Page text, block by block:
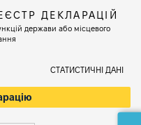
ДЕКЛАРАЦІЙ
держави або місцевого
СТАТИСТИЧНІ ДАНІ